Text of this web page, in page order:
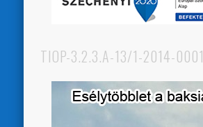
TIOP-3.2.3.A-13/1-2014-0001